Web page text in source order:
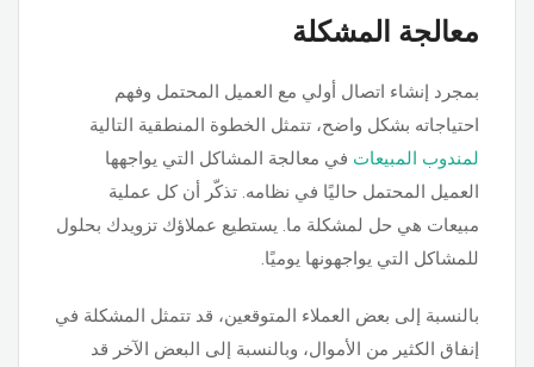
معالجة المشكلة
بمجرد إنشاء اتصال أولي مع العميل المحتمل وفهم
احتياجاته بشكل واضح، تتمثل الخطوة المنطقية التالية
لمندوب المبيعات في معالجة المشاكل التي يواجهها
العميل المحتمل حاليًا في نظامه. تذكّر أن كل عملية
مبيعات هي حل لمشكلة ما. يستطيع عملاؤك تزويدك بحلول
للمشاكل التي يواجهونها يوميًا.
بالنسبة إلى بعض العملاء المتوقعين، قد تتمثل المشكلة في
إنفاق الكثير من الأموال، وبالنسبة إلى البعض الآخر قد